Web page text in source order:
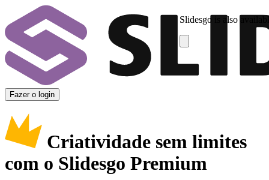
Slidesgo is also
Fazer o login
Criatividade sem limites
com o Slidesgo Premium